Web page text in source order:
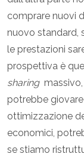
comprare nuovi
nuovo standard,
le prestazioni
prospettiva è
sharing
potrebbe
ottimizzazione
economici,
se stiamo